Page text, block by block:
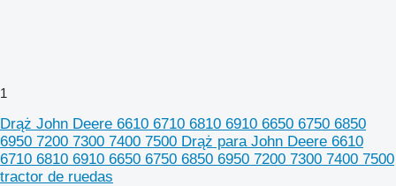
1
Drąż John Deere 6610 6710 6810 6910 6650 6750 6850
6950 7200 7300 7400 7500 Drąż para John Deere 6610
6710 6810 6910 6650 6750 6850 6950 7200 7300 7400 7500
tractor de ruedas